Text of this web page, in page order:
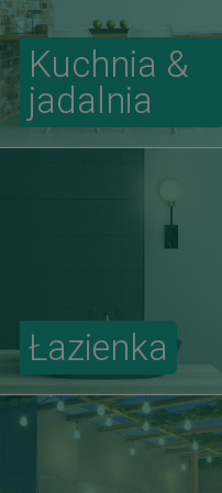
Kuchnia &
jadalnia
Łazienka